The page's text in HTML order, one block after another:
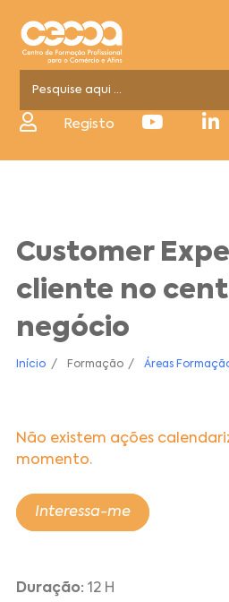
Registo
Customer
cliente no
negócio
Início Formação Áreas
Não existem ações
momento.
Interessa-me
Duração:12 H